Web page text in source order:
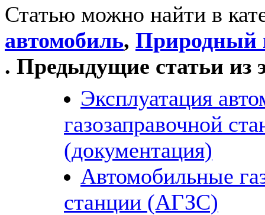
Статью можно найти в
автомобиль, Природный
. Предыдущие статьи из
Эксплуатация
газозаправочной
(документация)
Автомобильные
станции (АГЗС)